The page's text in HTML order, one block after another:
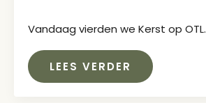
Vandaag vierden we Kerst op OTL.
LEES VERDER